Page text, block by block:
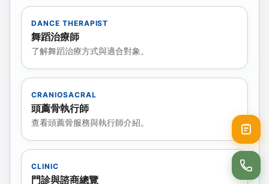
DANCE THERAPIST
舞蹈治療師
了解舞蹈治療方式與適合對象。
CRANIOSACRAL
頭薦骨執行師
查看頭薦骨服務與執行師介紹。
CLINIC
門診與諮商總覽